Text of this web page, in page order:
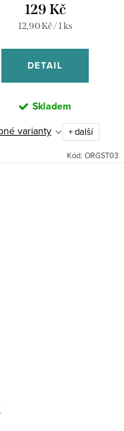
129 Kč
Měrná
12,90 Kč / 1 ks
DETAIL
Skladem
varianty
+ další
Kód: ORGST03